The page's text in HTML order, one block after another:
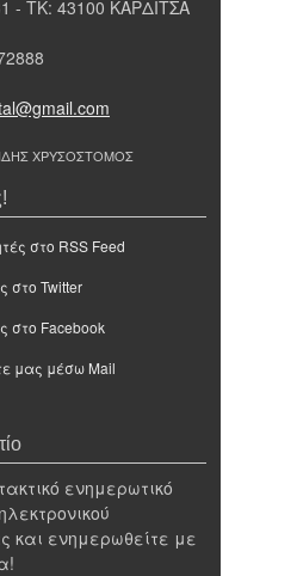
- ΤΚ: 43100 ΚΑΡΔΙΤΣΑ
ΧΡΥΣΟΣΤΟΜΟΣ
στο RSS Feed
στο Twitter
στο Facebook
μας μέσω Mail
ενημερωτικό
και ενημερωθείτε με